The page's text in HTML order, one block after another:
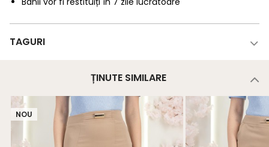
TAGURI
ȚINUTE SIMILARE
NOU